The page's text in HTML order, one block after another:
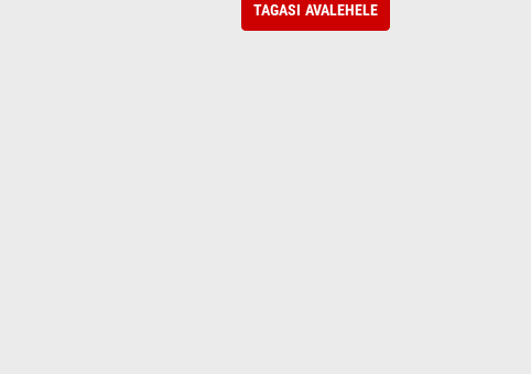
TAGASI AVALEHELE